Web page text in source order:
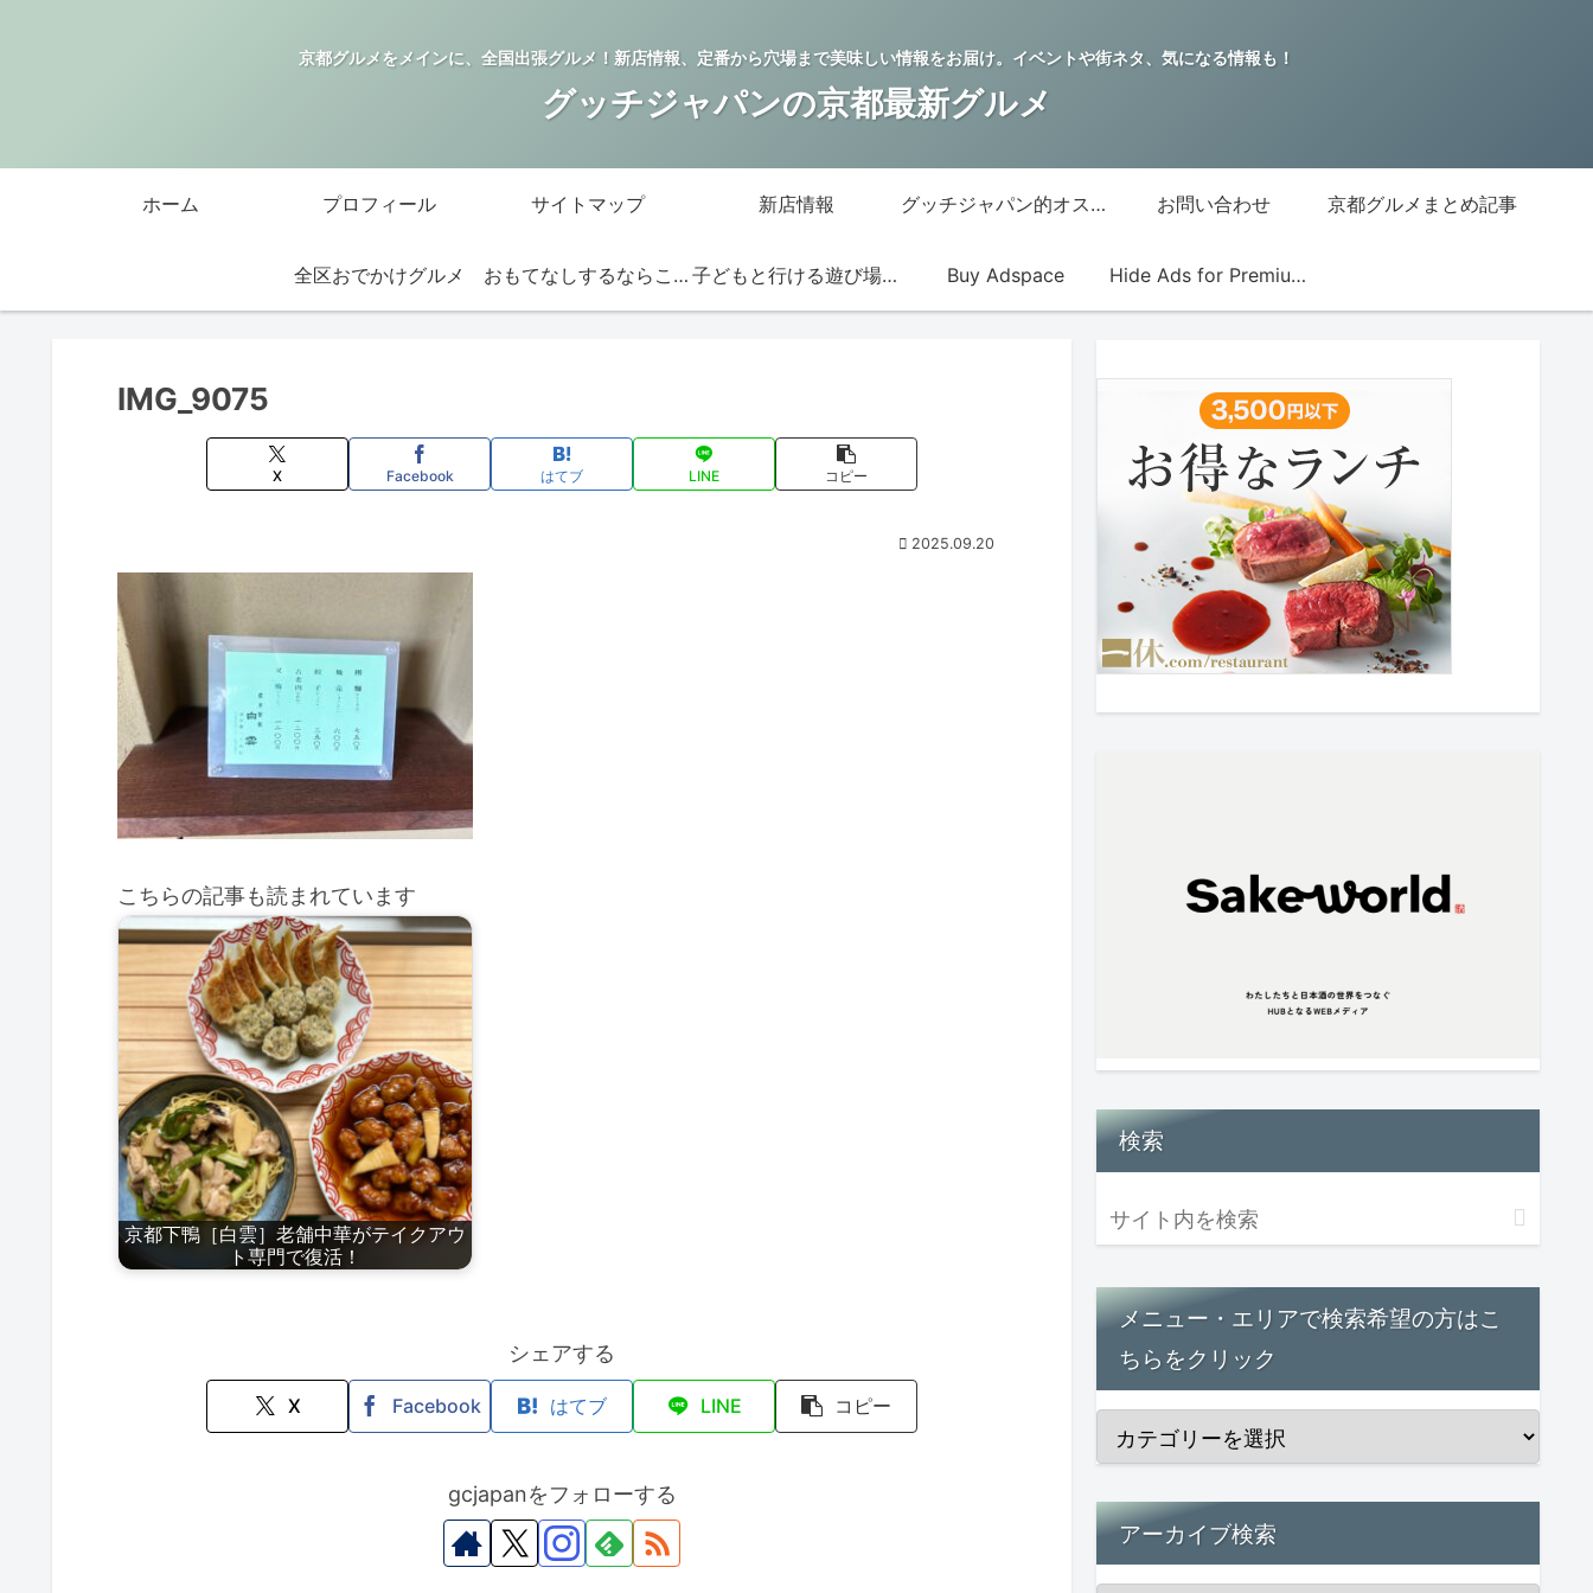
京都グルメをメインに、全国出張グルメ！新店情報、定番から穴場まで美味しい情報をお届け。イベントや街ネタ、気になる情報も！
グッチジャパンの京都最新グルメ
ホーム プロフィール サイトマップ 新店情報 グッチジャパン的オススメ店 お問い合わせ 京都グルメまとめ記事
全区おでかけグルメ おもてなしするならこの店 子どもと行ける遊び場・お店 Buy Adspace Hide Ads for Premium Members
IMG_9075
X Facebook はてブ LINE コピー
2025.09.20
こちらの記事も読まれています
京都下鴨［白雲］老舗中華がテイクアウ
ト専門で復活！
シェアする
X Facebook はてブ LINE コピー
gcjapanをフォローする
検索
メニュー・エリアで検索希望の方はこ
ちらをクリック
アーカイブ検索